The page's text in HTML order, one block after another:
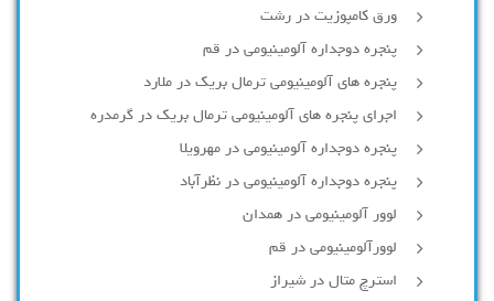
ورق کامپوزیت در رشت
پنجره دوجداره آلومينيومی در قم
پنجره های آلومینیومی ترمال بریک در ملارد
اجرای پنجره های آلومینیومی ترمال بریک در گرمدره
پنجره دوجداره آلومینیومی در مهرویلا
پنجره دوجداره آلومینیومی در نظرآباد
لوور آلومینیومی در همدان
لوورآلومینیومی در قم
استرچ متال در شیراز